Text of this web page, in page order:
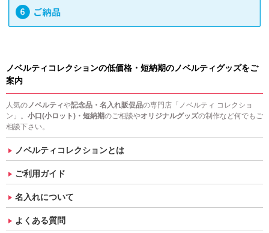
ノベルティコレクションの低価格・短納期のノベルティグッズをご
案内
人気のノベルティや記念品・名入れ販促品の専門店「ノベルティ コレクショ
ン」。 小口(小ロット)・短納期のご相談やオリジナルグッズの制作など何でもご
相談下さい。
ノベルティコレクションとは
ご利用ガイド
名入れについて
よくある質問